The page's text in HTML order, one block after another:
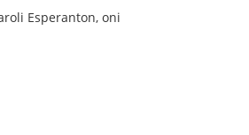
Esperanton, oni